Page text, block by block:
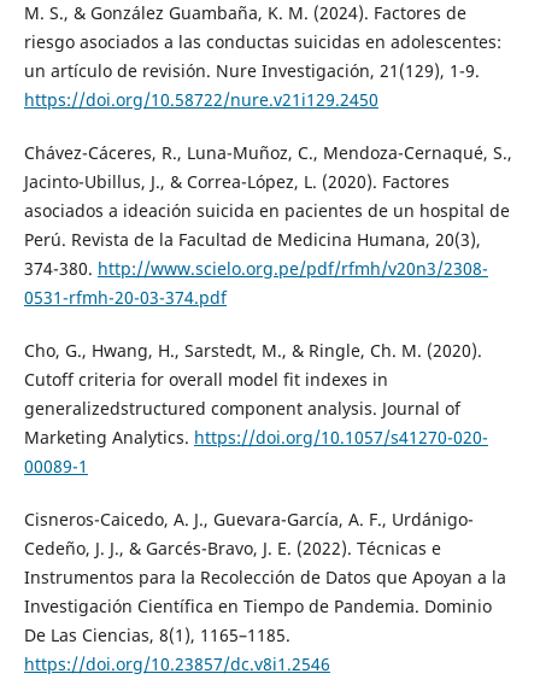
M. S., & González Guambaña, K. M. (2024). Factores de
riesgo asociados a las conductas suicidas en adolescentes:
un artículo de revisión. Nure Investigación, 21(129), 1-9.
https://doi.org/10.58722/nure.v21i129.2450
Chávez-Cáceres, R., Luna-Muñoz, C., Mendoza-Cernaqué, S.,
Jacinto-Ubillus, J., & Correa-López, L. (2020). Factores
asociados a ideación suicida en pacientes de un hospital de
Perú. Revista de la Facultad de Medicina Humana, 20(3),
374-380. http://www.scielo.org.pe/pdf/rfmh/v20n3/2308-
0531-rfmh-20-03-374.pdf
Cho, G., Hwang, H., Sarstedt, M., & Ringle, Ch. M. (2020).
Cutoff criteria for overall model fit indexes in
generalizedstructured component analysis. Journal of
Marketing Analytics. https://doi.org/10.1057/s41270-020-
00089-1
Cisneros-Caicedo, A. J., Guevara-García, A. F., Urdánigo-
Cedeño, J. J., & Garcés-Bravo, J. E. (2022). Técnicas e
Instrumentos para la Recolección de Datos que Apoyan a la
Investigación Científica en Tiempo de Pandemia. Dominio
De Las Ciencias, 8(1), 1165–1185.
https://doi.org/10.23857/dc.v8i1.2546